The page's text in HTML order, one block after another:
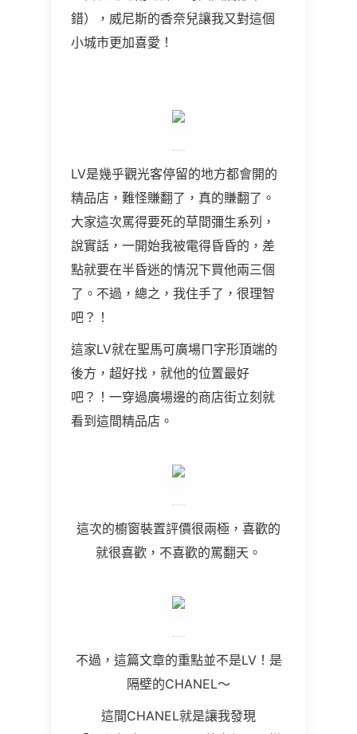
錯），威尼斯的香奈兒讓我又對這個
小城市更加喜愛！
LV是幾乎觀光客停留的地方都會開的
精品店，難怪賺翻了，真的賺翻了。
大家這次罵得要死的草間彌生系列，
說實話，一開始我被電得昏昏的，差
點就要在半昏迷的情況下買他兩三個
了。不過，總之，我住手了，很理智
吧？！
這家LV就在聖馬可廣場ㄇ字形頂端的
後方，超好找，就他的位置最好
吧？！一穿過廣場邊的商店街立刻就
看到這間精品店。
這次的櫥窗裝置評價很兩極，喜歡的
就很喜歡，不喜歡的罵翻天。
不過，這篇文章的重點並不是LV！是
隔壁的CHANEL～
這間CHANEL就是讓我發現